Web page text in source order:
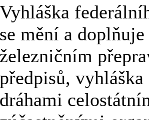
Vyhláška
se mění a
železničním
předpisů,
dráhami